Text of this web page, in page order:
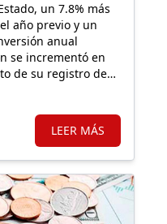
un 7.8% más
año previo y un
anual
se incrementó en
de su registro de
LEER MÁS